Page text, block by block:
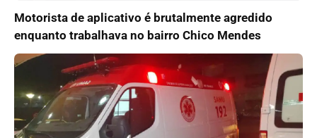
Motorista de aplicativo é brutalmente agredido
enquanto trabalhava no bairro Chico Mendes